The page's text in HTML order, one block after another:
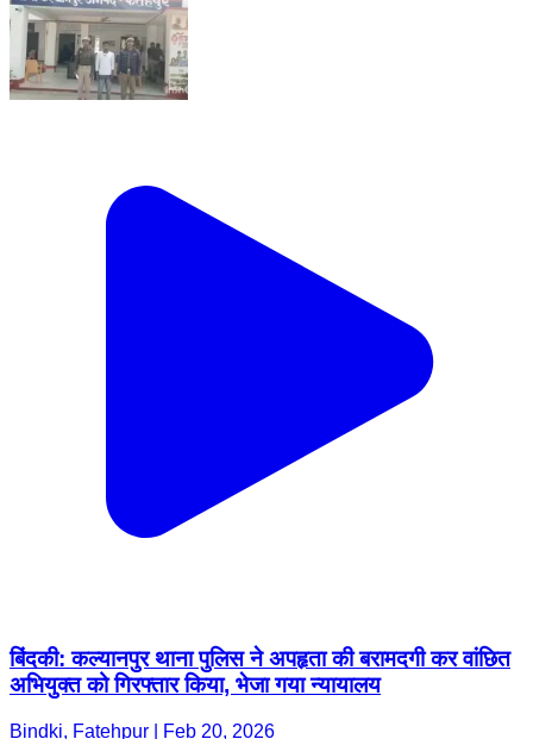
बिंदकी: कल्यानपुर थाना पुलिस ने अपहृता की बरामदगी कर वांछित
अभियुक्त को गिरफ्तार किया, भेजा गया न्यायालय
Bindki, Fatehpur | Feb 20, 2026